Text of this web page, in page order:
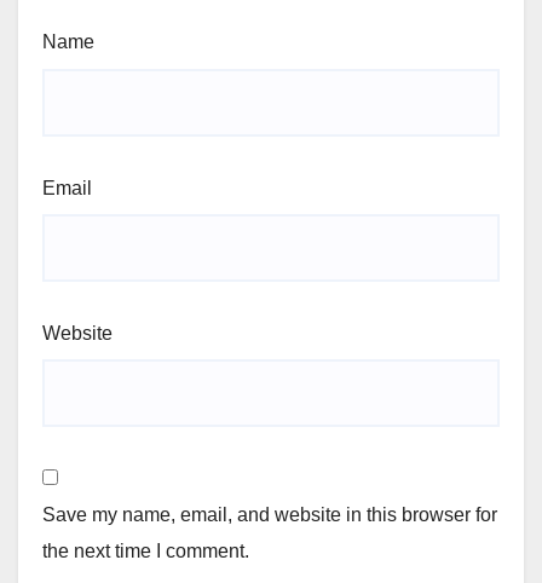
Name
Email
Website
Save my name, email, and website in this browser for
the next time I comment.